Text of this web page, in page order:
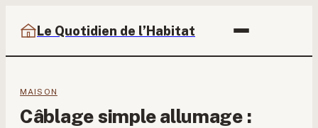
Le Quotidien de l’Habitat
MAISON
Câblage simple allumage :